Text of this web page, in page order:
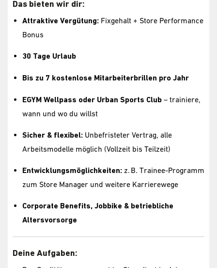
Das bieten wir dir:
Attraktive Vergütung: Fixgehalt + Store Performance
Bonus
30 Tage Urlaub
Bis zu 7 kostenlose Mitarbeiterbrillen pro Jahr
EGYM Wellpass oder Urban Sports Club – trainiere,
wann und wo du willst
Sicher & flexibel: Unbefristeter Vertrag, alle
Arbeitsmodelle möglich (Vollzeit bis Teilzeit)
Entwicklungsmöglichkeiten: z. B. Trainee-Programm
zum Store Manager und weitere Karrierewege
Corporate Benefits, Jobbike & betriebliche
Altersvorsorge
Deine Aufgaben: